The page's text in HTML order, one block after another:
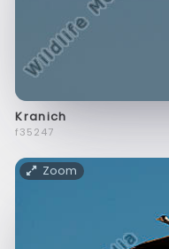
Kranich
f35247
Zoom